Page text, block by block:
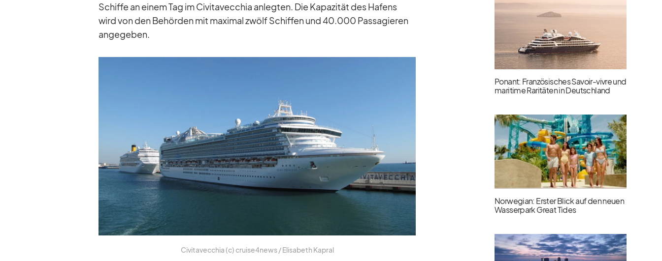
Schiffe an ei­nem Tag im Ci­vi­ta­vec­chia an­leg­ten. Die Ka­pa­zi­tät des Ha­fens
wird von den Be­hör­den mit ma­xi­mal zwölf Schif­fen und 40.000 Pas­sa­gie­ren
an­ge­ge­ben.
Ci­vi­ta­vec­chia (c) cruise4news /​ Eli­sa­beth Ka­pral
Ponant: Französisches Savoir-vivre und
maritime Raritäten in Deutschland
Norwegian: Erster Blick auf den neuen
Wasserpark Great Tides